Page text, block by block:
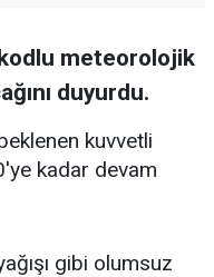
meteorolojik
duyurdu.
kuvvetli
kadar devam
gibi olumsuz